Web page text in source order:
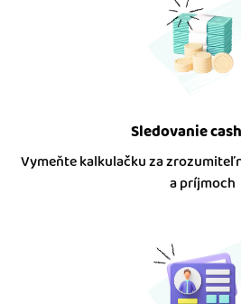
Sledovanie
Vymeňte kalkulačku za
a príjmoch